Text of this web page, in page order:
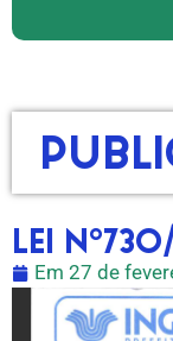
LEI
Em 27 de